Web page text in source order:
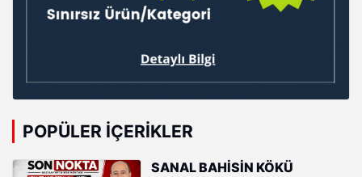
POPÜLER İÇERIKLER
SANAL BAHİSİN KÖKÜ